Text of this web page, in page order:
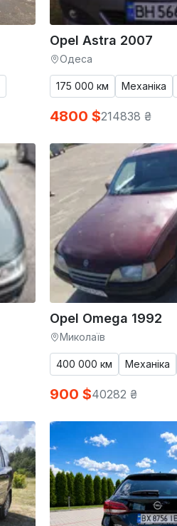
Opel Astra 2007
Одеса
175 000 км Механіка
4800 $214838 ₴
Opel Omega 1992
Миколаїв
400 000 км Механіка
900 $40282 ₴